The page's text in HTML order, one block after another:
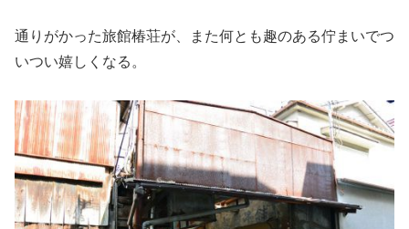
通りがかった旅館椿荘が、また何とも趣のある佇まいでつ
いつい嬉しくなる。